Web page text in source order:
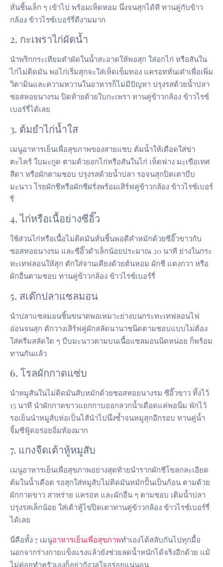
หั่นชิ้นเล็ก ๆ เข้าไป พร้อมเห็ดหอม นึ่งจนสุกได้ที ทานคู่กับข้าว
กล้อง ข้าวไรซ์เบอร์รี่ดีงามมาก
2. กะเพราไก่ผัดน้ำ
นำพริกกระเทียมตำผัดในน้ำสะอาดให้พอสุก ใส่อกไก่ หรือสันใน
ไก่ไม่ติดมัน พอไก่เริ่มสุกจะใส่เห็ดเข็มทอง แครอทหั่นเต๋าเพื่อเพิ่ม
วิตามินและความหวานในอาหารก็ไม่มีปัญหา ปรุงรสด้วยน้ำปลา
ซอสหอยนางรม ปิดท้ายด้วยใบกะเพรา ทานคู่ข้าวกล้อง ข้าวไรซ์
เบอร์รี่ได้เลย
3. ต้มยำไก่น้ำใส
เมนูอาหารเย็นเพื่อสุขภาพของสายแซบ ต้มน้ำให้เดือดใส่ข่า
ตะไคร้ ใบมะกูด ตามด้วยอกไก่หรือสันในไก่ เห็ดฟาง มะเขือเทศ
สีดา หรือผักตามชอบ ปรุงรสด้วยน้ำปลา รอจนสุกปิดเตาบีบ
มะนาว โรยผักชีหรือผักชีฝรั่งพร้อมเสิร์ฟคู่ข้าวกล้อง ข้าวไรซ์เบอร์
รี่
4. ไก่หรือเนื้อย่างซีอิ๊ว
ใช้ส่วนไก่หรือเนื้อไม่ติดมันหั่นชิ้นพอดีคำหมักด้วยซีอิ๊วขาวกับ
ซอสหอยนางรม และซีอิ๊วดำเล็กน้อยประมาณ 20 นาที ย่างในกระ
ทะเทฟลอนให้สุก ตักใส่จานเคียงด้วยต้นหอม ผักชี แตงกวา หรือ
ผักอื่นตามชอบ ทานคู่ข้าวกล้อง ข้าวไรซ์เบอร์รี่
5. สเต๊กปลาแซลมอน
นำปลาแซลมอนชิ้นขนาดพอเหมาะย่างบนกระทะเทฟลอนไฟ
อ่อนจนสุก ตักวางเสิร์ฟคู่ผักสลัดนานาชนิดตามชอบแบบไม่ต้อง
ใส่ครีมสลัดใด ๆ บีบมะนาวตามบนเนื้อแซลมอนนิดหน่อย ก็พร้อม
ทานกันแล้ว
6. โรลผักกาดแซ่บ
นำหมูสันในไม่ติดมันสับหมักด้วยซอสหอยนางรม ซีอิ๊วขาว ทิ้งไว้
15 นาที นำผักกาดขาวแยกกาบออกลวกน้ำเดือดแค่พอนิ่ม พักไว้
รอเย็นนำหมูสับห่อเป็นไส้นำไปนึ่งซ้ำจนหมูสุกอีกรอบ ทานคู่น้ำ
จิ้มซีฟู้ดอร่อยอิ่มท้องมาก
7. แกงจืดเต้าหู้หมูสับ
เมนูอาหารเย็นเพื่อสุขภาพอย่างสุดท้ายนำรากผักชีโขลกละเอียด
ต้มในน้ำเดือด รอสุกใส่หมูสับไม่ติดมันหมักปั้นเป็นก้อน ตามด้วย
ผักกาดขาว สาหร่าย แครอท และผักอื่น ๆ ตามชอบ เติมน้ำปลา
ปรุงรสเล็กน้อย ใส่เต้าหู้ไข่ปิดเตาทานคู่ข้าวกล้อง ข้าวไรซ์เบอร์รี่
ได้เลย
นี่คือทั้ง 7 เมนูอาหารเย็นเพื่อสุขภาพทำเองได้สลับกันไปทุกมื้อ
นอกจากร่างกายแข็งแรงแล้วยังช่วยลดน้ำหนักได้จริงอีกด้วย แม้
ไม่ค่อยทำครัวเองก็อย่ากังวลใจอร่อยแน่นอน